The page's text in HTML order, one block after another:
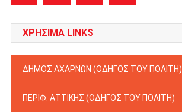
ΧΡΗΣΙΜΑ LINKS
ΔΗΜΟΣ ΑΧΑΡΝΩΝ (ΟΔΗΓΟΣ TOY ΠΟΛΙΤΗ)
ΠΕΡΙΦ. ΑΤΤΙΚΗΣ (ΟΔΗΓΟΣ TOY ΠΟΛΙΤΗ)